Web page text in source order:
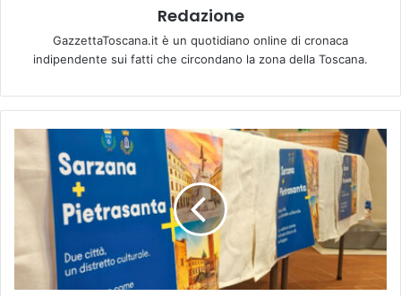
Redazione
GazzettaToscana.it è un quotidiano online di cronaca
indipendente sui fatti che circondano la zona della Toscana.
T
R
A